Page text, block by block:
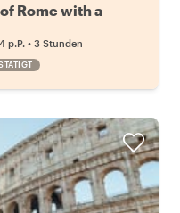
Rome with a
p.P. • 3 Stunden